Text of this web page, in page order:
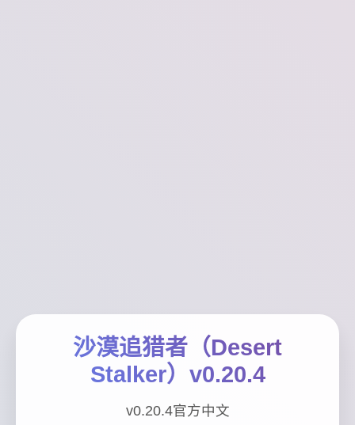
沙漠追猎者（Desert
Stalker）v0.20.4
v0.20.4官方中文